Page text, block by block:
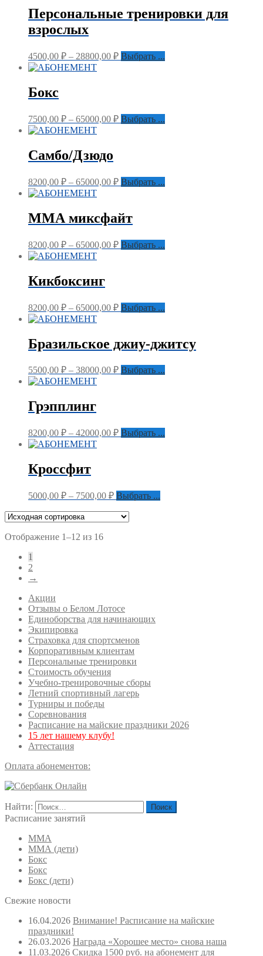
Персональные тренировки для
взрослых
4500,00 ₽ – 28800,00 ₽ Выбрать ...
Бокс
7500,00 ₽ – 65000,00 ₽ Выбрать ...
Самбо/Дзюдо
8200,00 ₽ – 65000,00 ₽ Выбрать ...
ММА миксфайт
8200,00 ₽ – 65000,00 ₽ Выбрать ...
Кикбоксинг
8200,00 ₽ – 65000,00 ₽ Выбрать ...
Бразильское джиу-джитсу
5500,00 ₽ – 38000,00 ₽ Выбрать ...
Грэпплинг
8200,00 ₽ – 42000,00 ₽ Выбрать ...
Кроссфит
5000,00 ₽ – 7500,00 ₽ Выбрать ...
Отображение 1–12 из 16
1
2
→
Акции
Отзывы о Белом Лотосе
Единоборства для начинающих
Экипировка
Страховка для спортсменов
Корпоративным клиентам
Персональные тренировки
Стоимость обучения
Учебно-тренировочные сборы
Летний спортивный лагерь
Турниры и победы
Соревнования
Расписание на майские праздники 2026
15 лет нашему клубу!
Аттестация
Оплата абонементов:
Найти:
Расписание занятий
ММА
ММА (дети)
Бокс
Бокс
Бокс (дети)
Свежие новости
16.04.2026 Внимание! Расписание на майские
праздники!
26.03.2026 Награда «Хорошее место» снова наша
11.03.2026 Скидка 1500 руб. на абонемент для